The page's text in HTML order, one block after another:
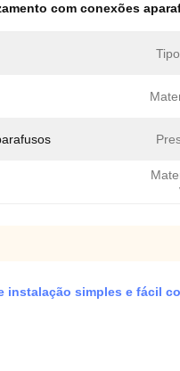
com conexões
instalação simples e fácil